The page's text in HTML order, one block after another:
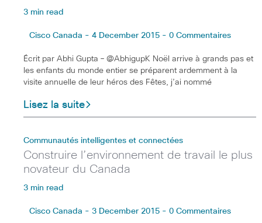
3 min read
Cisco Canada - 4 December 2015 - 0 Commentaires
Écrit par Abhi Gupta – @AbhigupK Noël arrive à grands pas et
les enfants du monde entier se préparent ardemment à la
visite annuelle de leur héros des Fêtes, j’ai nommé
Lisez la suite
Communautés intelligentes et connectées
Construire l’environnement de travail le plus
novateur du Canada
3 min read
Cisco Canada - 3 December 2015 - 0 Commentaires